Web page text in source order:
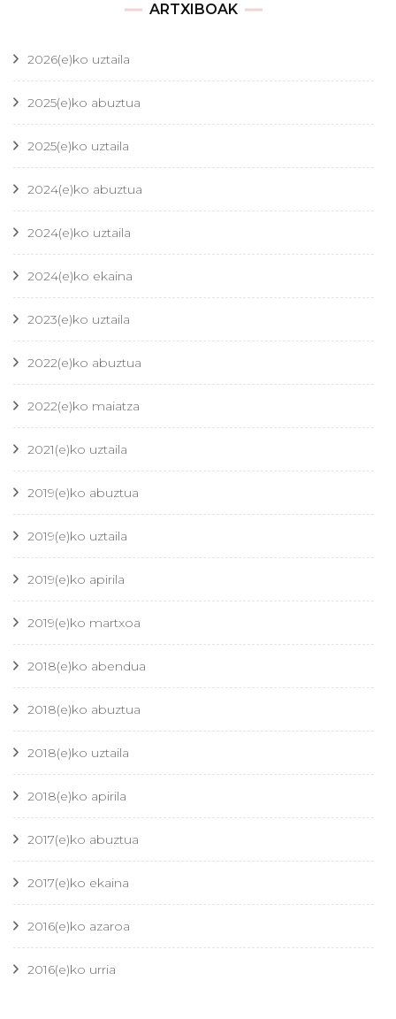
ARTXIBOAK
2026(e)ko uztaila
2025(e)ko abuztua
2025(e)ko uztaila
2024(e)ko abuztua
2024(e)ko uztaila
2024(e)ko ekaina
2023(e)ko uztaila
2022(e)ko abuztua
2022(e)ko maiatza
2021(e)ko uztaila
2019(e)ko abuztua
2019(e)ko uztaila
2019(e)ko apirila
2019(e)ko martxoa
2018(e)ko abendua
2018(e)ko abuztua
2018(e)ko uztaila
2018(e)ko apirila
2017(e)ko abuztua
2017(e)ko ekaina
2016(e)ko azaroa
2016(e)ko urria